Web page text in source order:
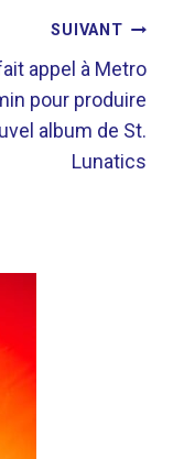
SUIVANT
appel à Metro
pour produire
album de St.
Lunatics